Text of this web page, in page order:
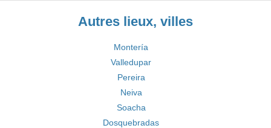
Autres lieux, villes
Montería
Valledupar
Pereira
Neiva
Soacha
Dosquebradas